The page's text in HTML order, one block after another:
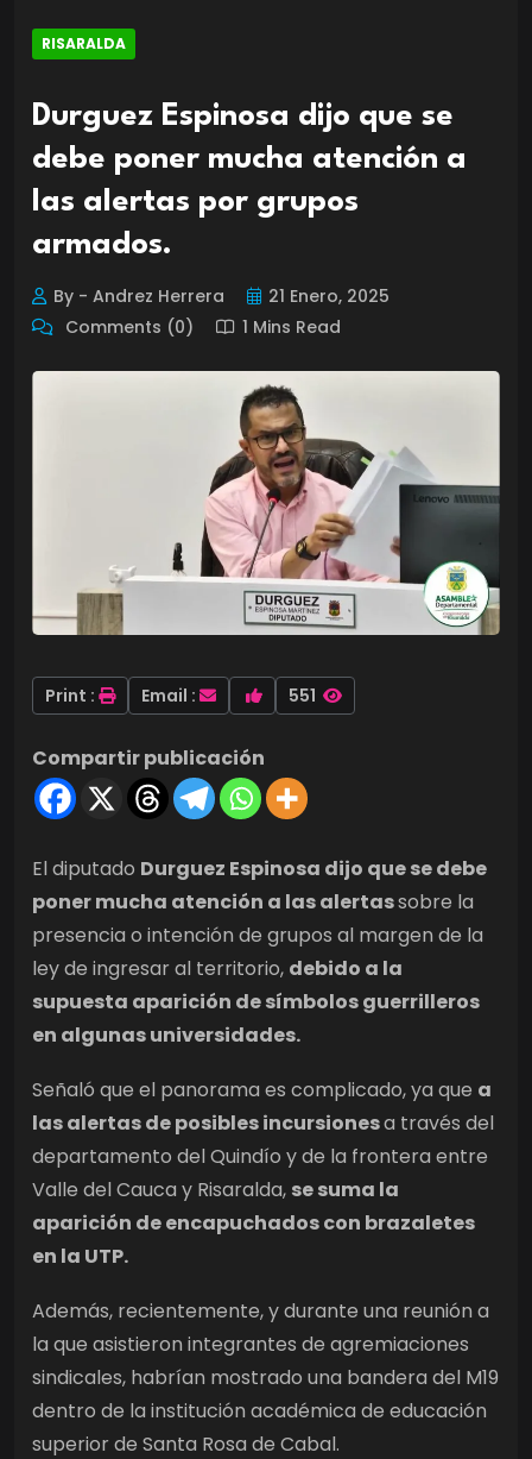
RISARALDA
Durguez Espinosa dijo que se
debe poner mucha atención a
las alertas por grupos
armados.
By - Andrez Herrera
21 Enero, 2025
Comments (0)
1 Mins Read
Print : Email : 551
Compartir publicación
El diputado Durguez Espinosa dijo que se debe
poner mucha atención a las alertassobre la
presencia o intención de grupos al margen de la
ley de ingresar al territorio, debido a la
supuesta aparición de símbolos guerrilleros
en algunas universidades.
Señaló que el panorama es complicado, ya que a
las alertas de posibles incursionesa través del
departamento del Quindío y de la frontera entre
Valle del Cauca y Risaralda, se suma la
aparición de encapuchados con brazaletes
en la UTP.
Además, recientemente, y durante una reunión a
la que asistieron integrantes de agremiaciones
sindicales, habrían mostrado una bandera del M19
dentro de la institución académica de educación
superior de Santa Rosa de Cabal.